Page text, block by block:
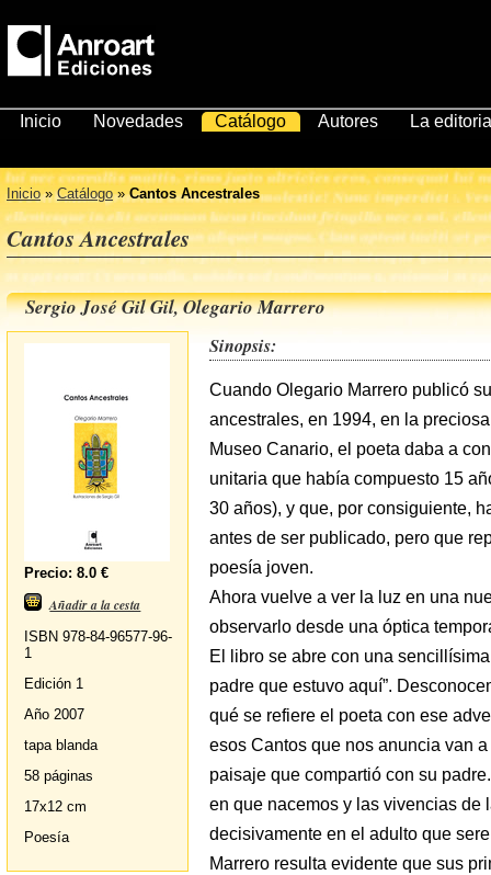
Inicio Novedades Catálogo Autores La
Inicio»Catálogo»Cantos Ancestrales
Cantos Ancestrales
Sergio José Gil Gil, Olegario Marrero
Precio: 8.0 €
Añadir a la cesta
ISBN 978-84-96577-96-
1
Edición 1
Año 2007
tapa blanda
58 páginas
17x12 cm
Poesía
Sinopsis:
Cuando Olegario Marrero publicó
ancestrales, en 1994, en la
Museo Canario, el poeta daba a
unitaria que había compuesto 15
30 años), y que, por consiguiente,
antes de ser publicado, pero que
poesía joven.
Ahora vuelve a ver la luz en una
observarlo desde una óptica
El libro se abre con una
padre que estuvo aquí”.
qué se refiere el poeta con ese
esos Cantos que nos anuncia van
paisaje que compartió con su
en que nacemos y las vivencias
decisivamente en el adulto que
Marrero resulta evidente que sus